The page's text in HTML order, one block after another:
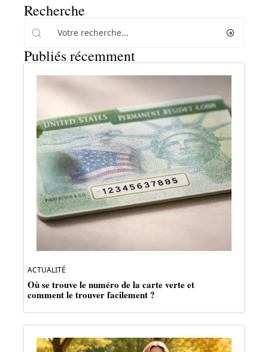
Recherche
Publiés récemment
ACTUALITÉ
Où se trouve le numéro de la carte verte et
comment le trouver facilement ?